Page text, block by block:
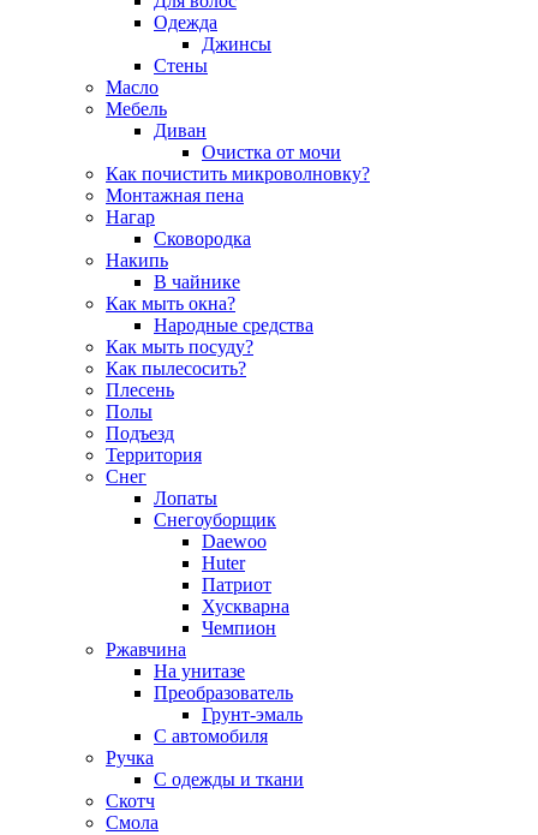
Одежда
Джинсы
Стены
Масло
Мебель
Диван
Очистка от мочи
Как почистить микроволновку?
Монтажная пена
Нагар
Сковородка
Накипь
В чайнике
Как мыть окна?
Народные средства
Как мыть посуду?
Как пылесосить?
Плесень
Полы
Подъезд
Территория
Снег
Лопаты
Снегоуборщик
Daewoo
Huter
Патриот
Хускварна
Чемпион
Ржавчина
На унитазе
Преобразователь
Грунт-эмаль
С автомобиля
Ручка
С одежды и ткани
Скотч
Смола